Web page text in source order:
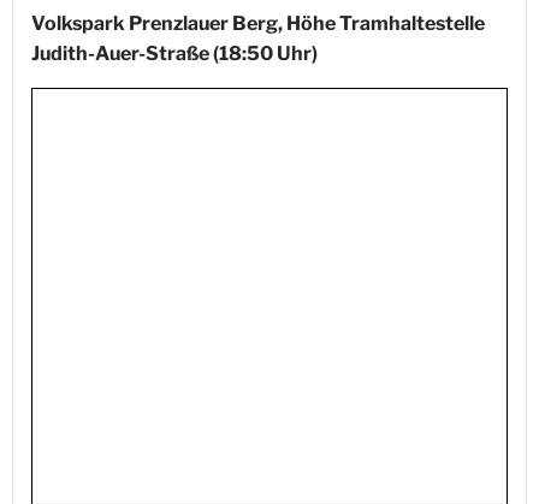
Volkspark Prenzlauer Berg, Höhe Tramhaltestelle
Judith-Auer-Straße(18:50 Uhr)